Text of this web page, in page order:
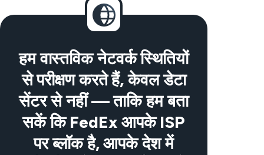
हम वास्तविक नेटवर्क स्थितियों
से परीक्षण करते हैं, केवल डेटा
सेंटर से नहीं — ताकि हम बता
सकें कि FedEx आपके ISP
पर ब्लॉक है, आपके देश में